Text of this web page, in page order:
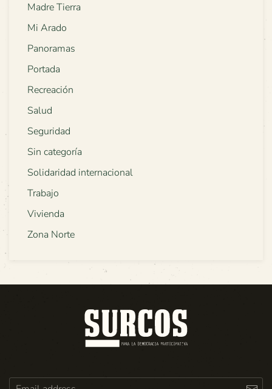
Madre Tierra
Mi Arado
Panoramas
Portada
Recreación
Salud
Seguridad
Sin categoría
Solidaridad internacional
Trabajo
Vivienda
Zona Norte